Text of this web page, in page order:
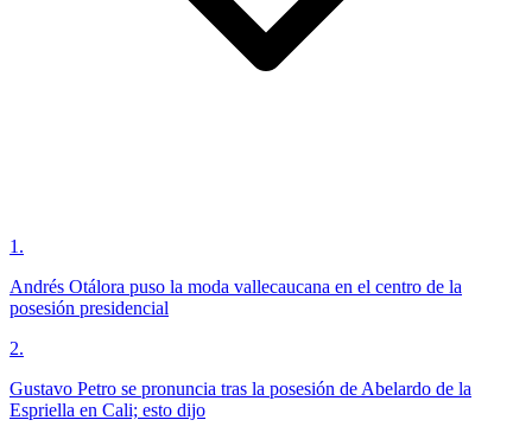
1 .
Andrés Otálora puso la moda vallecaucana en el centro de la
posesión presidencial
2.
Gustavo Petro se pronuncia tras la posesión de Abelardo de la
Espriella en Cali; esto dijo